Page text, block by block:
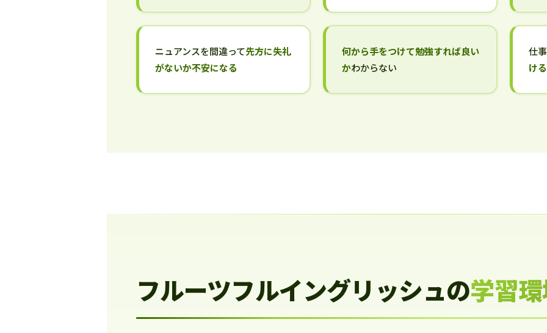
ニュアンスを間違って先方に失礼
がないか不安になる
何から手をつけて勉強すれば良い
かわからない
仕
け
フルーツフルイングリッシュの学習